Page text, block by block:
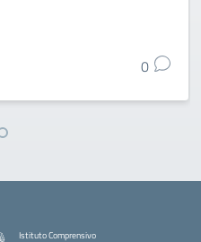
0
Istituto Comprensivo